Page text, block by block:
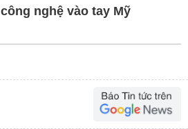
công nghệ vào tay Mỹ